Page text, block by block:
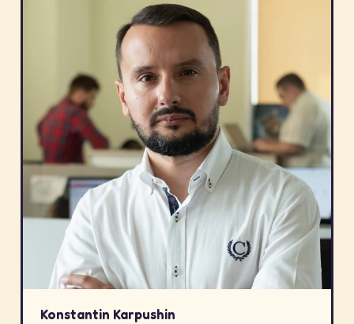
Konstantin Karpushin